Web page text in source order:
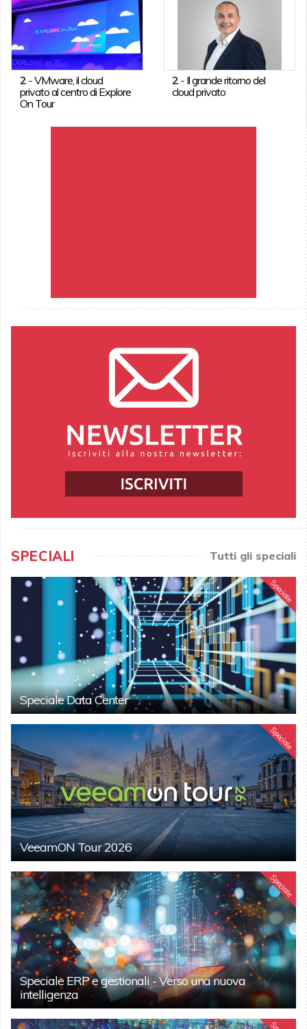
2-VMware, il cloud
privato al centro di Explore
On Tour
2 - Il grande ritorno del
cloud privato
SPECIALI Tutti gli speciali
Speciale
Speciale Data Center
Speciale
VeeamON Tour 2026
Speciale
Speciale ERP e gestionali - Verso una nuova
intelligenza